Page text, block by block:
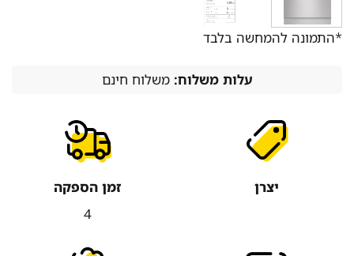
*התמונה להמחשה בלבד
עלות משלוח:משלוח חינם
יצרן
זמן הספקה
4